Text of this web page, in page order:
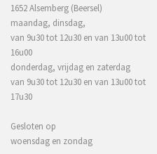
1652 Alsemberg (Beersel)
maandag, dinsdag,
van 9u30 tot 12u30 en van 13u00 tot
16u00
donderdag, vrijdag en zaterdag
van 9u30 tot 12u30 en van 13u00 tot
17u30
Gesloten op
woensdag en zondag